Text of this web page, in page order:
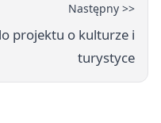
Następny >>
projektu o kulturze i
turystyce